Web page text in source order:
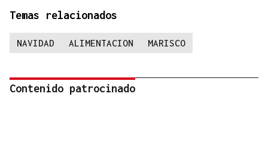
Temas relacionados
NAVIDAD ALIMENTACION MARISCO
Contenido patrocinado